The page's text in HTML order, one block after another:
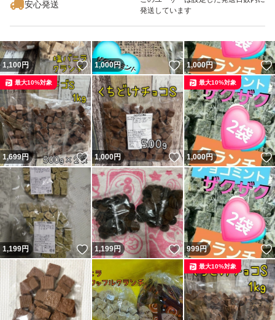
安心発送
発送しています
1,100円 いいね！
1,000円 いいね！
1,000円
1,699円 いいね！
最大10%対象
1,000円 いいね！
1,000円
最大10%対象
1,199円 いいね！
1,199円 いいね！
999円
最大10%対象